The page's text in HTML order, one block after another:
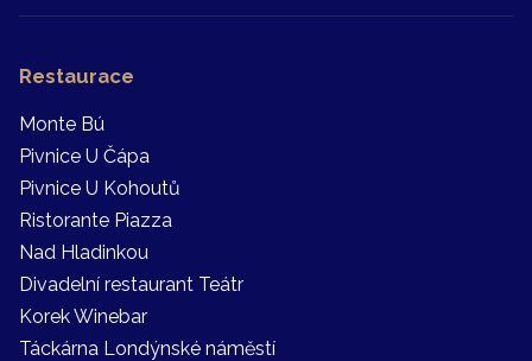
Restaurace
Monte Bú
Pivnice U Čápa
Pivnice U Kohoutů
Ristorante Piazza
Nad Hladinkou
Divadelní restaurant Teátr
Korek Winebar
Táckárna Londýnské náměstí